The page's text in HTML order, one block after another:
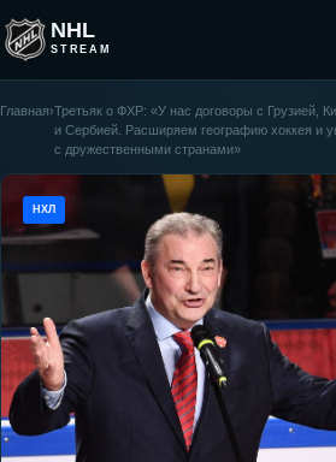
NHL
STREAM
Главная›Третьяк о ФХР: «У нас договоры с Грузией,
и Сербией. Расширяем географию хоккея и
с дружественными странами»
НХЛ